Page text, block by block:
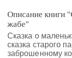
Описание книги
жабе"
Сказка о
сказка старого
заброшенному